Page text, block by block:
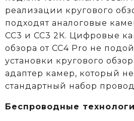
реализации кругового
подходят аналоговые
СС3 и СС3 2К. Цифровые
обзора от CC4 Pro не
установки кругового
адаптер камер, который
стандартный набор
Беспроводные